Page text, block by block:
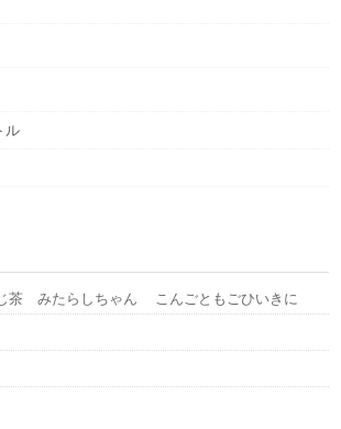
ル
茶 みたらしちゃん こんごともごひいきに